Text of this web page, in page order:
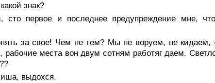
знак?
первое и последнее предупреждение мне,
за свое! Чем не тем? Мы не воруем, не кидаем,
рабочие места вон двум сотням работяг даем.
выдохся.